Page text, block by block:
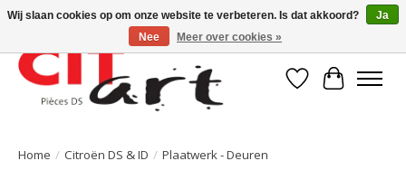
Verlanglijst
Home / Citroën DS & ID / Plaatwerk - Deuren
Wij slaan cookies op om onze website te verbeteren. Is dat akkoord?
Ja
Nee
Meer over cookies »